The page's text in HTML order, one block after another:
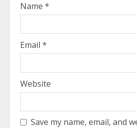
Name *
Email *
Website
Save my name, email, and